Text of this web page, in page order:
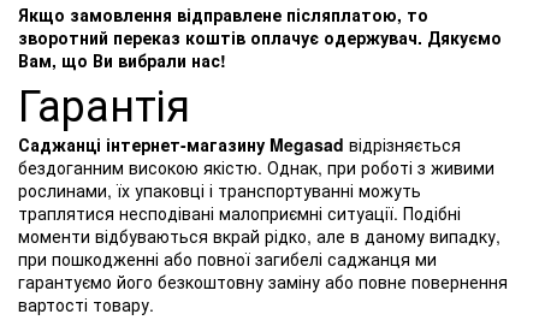
Якщо замовлення відправлене післяплатою, то
зворотний переказ коштів оплачує одержувач. Дякуємо
Вам, що Ви вибрали нас!
Гарантія
Саджанці інтернет-магазину Megasad відрізняється
бездоганним високою якістю. Однак, при роботі з живими
рослинами, їх упаковці і транспортуванні можуть
траплятися несподівані малоприємні ситуації. Подібні
моменти відбуваються вкрай рідко, але в даному випадку,
при пошкодженні або повної загибелі саджанця ми
гарантуємо його безкоштовну заміну або повне повернення
вартості товару.